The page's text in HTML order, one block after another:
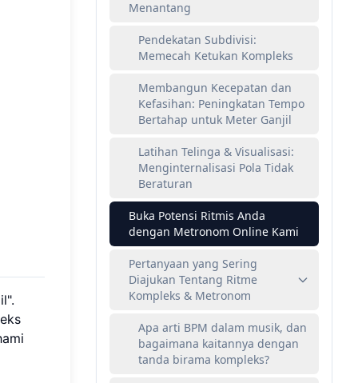
Menantang
Pendekatan Subdivisi:
Memecah Ketukan Kompleks
Membangun Kecepatan dan
Kefasihan: Peningkatan Tempo
Bertahap untuk Meter Ganjil
Latihan Telinga & Visualisasi:
Menginternalisasi Pola Tidak
Beraturan
Buka Potensi Ritmis Anda
dengan Metronom Online Kami
Pertanyaan yang Sering
Diajukan Tentang Ritme
Kompleks & Metronom
Apa arti BPM dalam musik, dan
bagaimana kaitannya dengan
tanda birama kompleks?